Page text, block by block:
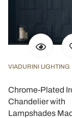
VIADURINI LIGHTING
Chrome-Plated
Chandelier with
Lampshades